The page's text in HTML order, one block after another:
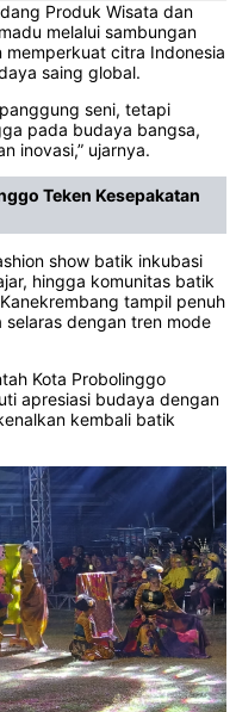
Produk Wisata dan
melalui sambungan
citra Indonesia
saing global.
seni, tetapi
pada budaya bangsa,
inovasi,” ujarnya.
Teken Kesepakatan
show batik inkubasi
hingga komunitas batik
tampil penuh
dengan tren mode
Kota Probolinggo
apresiasi budaya dengan
kembali batik